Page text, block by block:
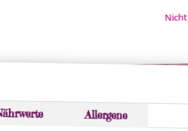
Allergene